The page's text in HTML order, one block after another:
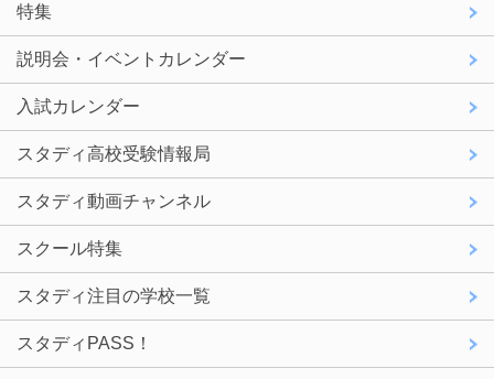
特集
説明会・イベントカレンダー
入試カレンダー
スタディ高校受験情報局
スタディ動画チャンネル
スクール特集
スタディ注目の学校一覧
スタディPASS！